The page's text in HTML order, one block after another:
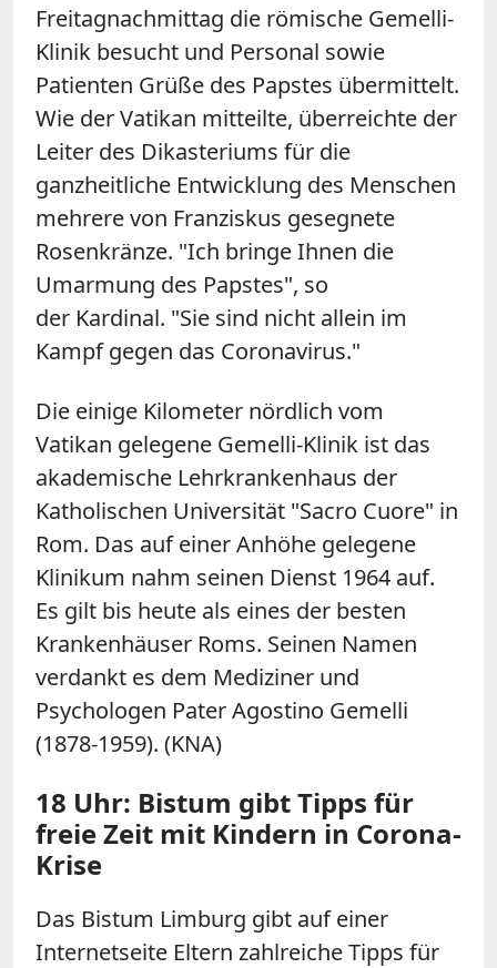
Freitagnachmittag die römische Gemelli-
Klinik besucht und Personal sowie
Patienten Grüße des Papstes übermittelt.
Wie der Vatikan mitteilte, überreichte der
Leiter des Dikasteriums für die
ganzheitliche Entwicklung des Menschen
mehrere von Franziskus gesegnete
Rosenkränze. "Ich bringe Ihnen die
Umarmung des Papstes", so
der Kardinal. "Sie sind nicht allein im
Kampf gegen das Coronavirus."
Die einige Kilometer nördlich vom
Vatikan gelegene Gemelli-Klinik ist das
akademische Lehrkrankenhaus der
Katholischen Universität "Sacro Cuore" in
Rom. Das auf einer Anhöhe gelegene
Klinikum nahm seinen Dienst 1964 auf.
Es gilt bis heute als eines der besten
Krankenhäuser Roms. Seinen Namen
verdankt es dem Mediziner und
Psychologen Pater Agostino Gemelli
(1878-1959). (KNA)
18 Uhr: Bistum gibt Tipps für
freie Zeit mit Kindern in Corona-
Krise
Das Bistum Limburg gibt auf einer
Internetseite Eltern zahlreicheTipps für